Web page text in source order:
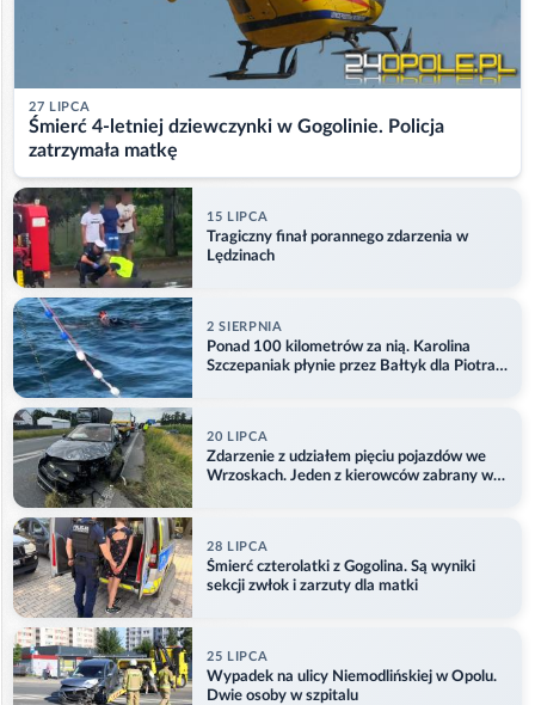
27 LIPCA
Śmierć 4-letniej dziewczynki w Gogolinie. Policja
zatrzymała matkę
15 LIPCA
Tragiczny finał porannego zdarzenia w
Lędzinach
2 SIERPNIA
Ponad 100 kilometrów za nią. Karolina
Szczepaniak płynie przez Bałtyk dla Piotra.
20 LIPCA
Zdarzenie z udziałem pięciu pojazdów we
Wrzoskach. Jeden z kierowców zabrany w
28 LIPCA
Śmierć czterolatki z Gogolina. Są wyniki
sekcji zwłok i zarzuty dla matki
25 LIPCA
Wypadek na ulicy Niemodlińskiej w Opolu.
Dwie osoby w szpitalu